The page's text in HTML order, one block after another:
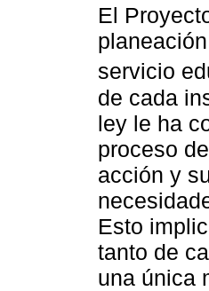
El
servicio
de cada
ley le ha
proceso
acción y
Esto
tanto de
una única